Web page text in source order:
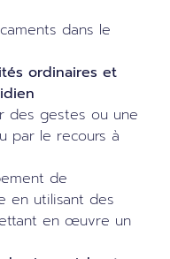
dans le
ordinaires et
des gestes ou une
par le recours à
de
en utilisant des
en œuvre un